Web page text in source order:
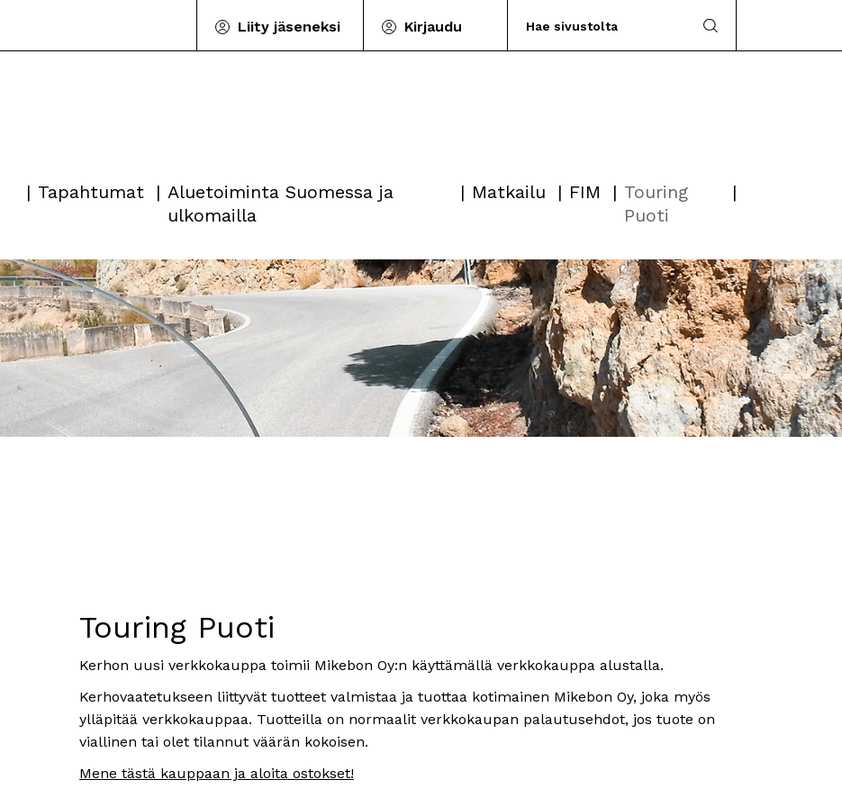
Liity jäseneksi Kirjaudu
Tapahtumat
Aluetoiminta Suomessa ja
ulkomailla
Matkailu FIM
Touring
Puoti
Touring Puoti
Kerhon uusi verkkokauppa toimii Mikebon Oy:n käyttämällä verkkokauppa alustalla.
Kerhovaatetukseen liittyvät tuotteet valmistaa ja tuottaa kotimainen Mikebon Oy, joka myös
ylläpitää verkkokauppaa. Tuotteilla on normaalit verkkokaupan palautusehdot, jos tuote on
viallinen tai olet tilannut väärän kokoisen.
Mene tästä kauppaan ja aloita ostokset!